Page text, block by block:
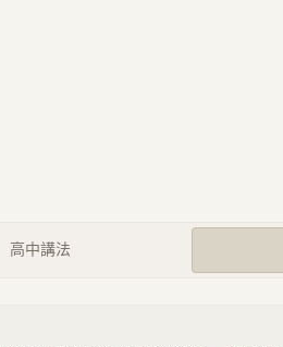
高中講法